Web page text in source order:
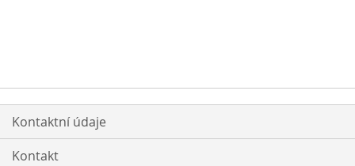
Kontaktní údaje
Kontakt